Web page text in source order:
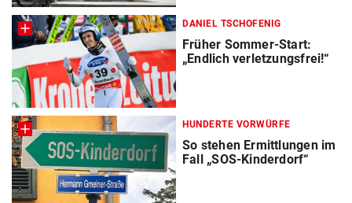
DANIEL TSCHOFENIG
Früher Sommer-Start:
„Endlich verletzungsfrei!“
HUNDERTE VORWÜRFE
So stehen Ermittlungen im
Fall „SOS-Kinderdorf“